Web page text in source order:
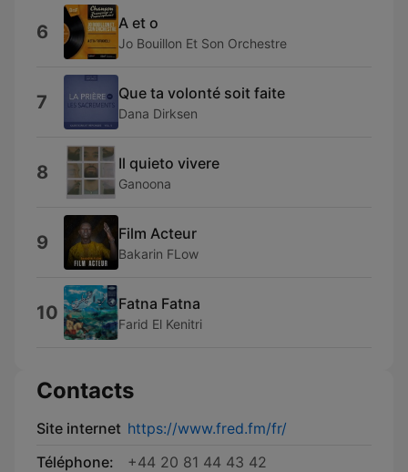
6 A et o
Jo Bouillon Et Son Orchestre
7 Que ta volonté soit faite
Dana Dirksen
8 Il quieto vivere
Ganoona
9 Film Acteur
Bakarin FLow
10 Fatna Fatna
Farid El Kenitri
Contacts
Site internet https://www.fred.fm/fr/
Téléphone:
+44 20 81 44 43 42